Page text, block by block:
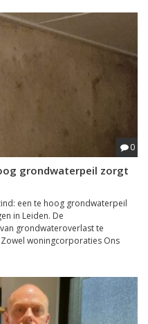
0
grondwaterpeil zorgt
een te hoog grondwaterpeil
in Leiden. De
grondwateroverlast te
woningcorporaties Ons